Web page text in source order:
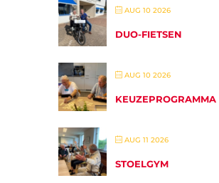
AUG 10 2026
DUO-FIETSEN
AUG 10 2026
KEUZEPROGRAMMA
AUG 11 2026
STOELGYM